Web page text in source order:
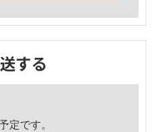
する
定です。